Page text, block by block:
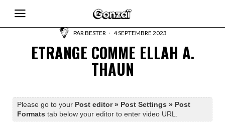
PARBESTER 4 SEPTEMBRE 2023
ETRANGE COMME ELLAH A.
THAUN
Please go to your Post editor » Post Settings » Post
Formats tab below your editor to enter video URL.